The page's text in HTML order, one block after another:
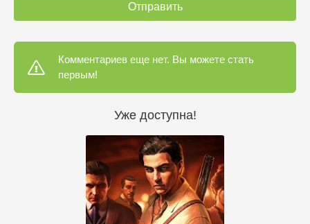
Отправить
Комментариев еще нет. Вы можете стать
первым!
Уже доступна!